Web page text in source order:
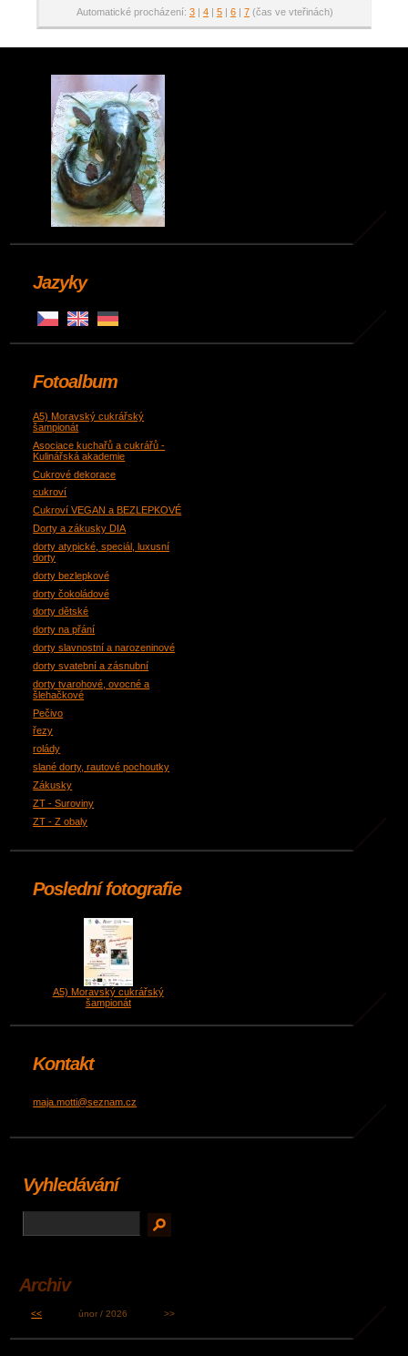
Automatické procházení: 3 | 4 | 5 | 6 | 7 (čas ve vteřinách)
Jazyky
Fotoalbum
A5) Moravský cukrářský
šampionát
Asociace kuchařů a cukrářů -
Kulinářská akademie
Cukrové dekorace
cukroví
Cukroví VEGAN a BEZLEPKOVÉ
Dorty a zákusky DIA
dorty atypické, speciál, luxusní
dorty
dorty bezlepkové
dorty čokoládové
dorty dětské
dorty na přání
dorty slavnostní a narozeninové
dorty svatební a zásnubní
dorty tvarohové, ovocné a
šlehačkové
Pečivo
řezy
rolády
slané dorty, rautové pochoutky
Zákusky
ZT - Suroviny
ZT - Z obaly
Poslední fotografie
A5) Moravský cukrářský
šampionát
Kontakt
maja.motti@seznam.cz
Vyhledávání
Archiv
<< únor / 2026 >>